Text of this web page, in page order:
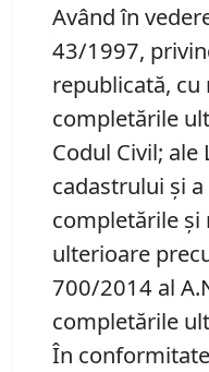
Având în
43/1997,
republicată,
completările
Codul Civil; ale
cadastrului și
completările
ulterioare
700/2014 al
completările
În